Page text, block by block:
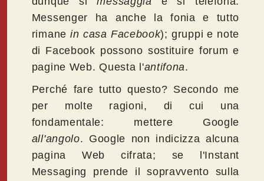
Messenger ha anche la fonia e tutto
rimanein casa Facebook); gruppi e note
di Facebook possono sostituire forum e
pagine Web. Questa l'antifona.
Perché fare tutto questo? Secondo me
per molte ragioni, di cui una
fondamentale: mettere Google
all'angolo. Google non indicizza alcuna
pagina Web cifrata; se l'Instant
Messaging prende il sopravvento sulla